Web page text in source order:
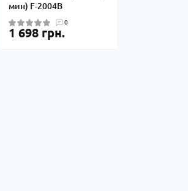
мин) F-2004B
0
1 698 грн.